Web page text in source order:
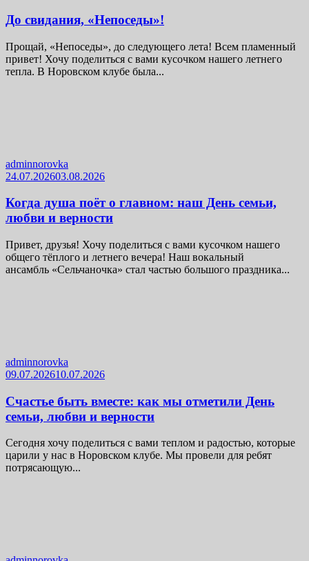
До свидания, «Непоседы»!
Прощай, «Непоседы», до следующего лета! Всем пламенный
привет! Хочу поделиться с вами кусочком нашего летнего
тепла. В Норовском клубе была...
adminnorovka
24.07.202603.08.2026
Когда душа поёт о главном: наш День семьи,
любви и верности
Привет, друзья! Хочу поделиться с вами кусочком нашего
общего тёплого и летнего вечера! Наш вокальный
ансамбль «Сельчаночка» стал частью большого праздника...
adminnorovka
09.07.202610.07.2026
Счастье быть вместе: как мы отметили День
семьи, любви и верности
Сегодня хочу поделиться с вами теплом и радостью, которые
царили у нас в Норовском клубе. Мы провели для ребят
потрясающую...